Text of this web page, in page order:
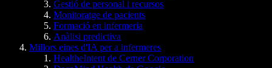
Gestió de personal i recursos
Monitoratge de pacients
Formació en infermeria
Anàlisi predictiva
Millors eines d'IA per a infermeres
HealtheIntent de Cerner Corporation